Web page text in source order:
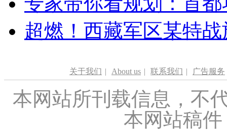
超燃！西藏军区某特
关于我们 | About us | 联系我们 | 广告服务
本网站所刊载信息，不
本网站稿